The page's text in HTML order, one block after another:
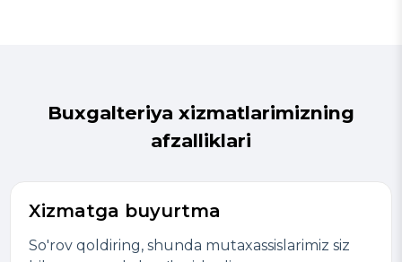
Buxgalteriya xizmatlarimizning
afzalliklari
Xizmatga buyurtma
So'rov qoldiring, shunda mutaxassislarimiz siz